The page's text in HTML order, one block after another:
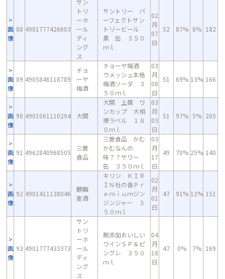
画
像
88 4901777426603
サン
トリ
ーホ
ール
ディ
ング
ス
サントリー パ
ーフェクトサン
トリービール
黒 缶 ３５０
ｍｌ
02
月
07
日
52 87% 8% 182
画
像
89 4905846118789
チョ
ーヤ
梅酒
チョーヤ梅酒
ウメッシュ本格
梅酒ソーダ ３
５０ｍｌ
03
月
08
日
51 69% 13% 166
画
像
90 4901061110294 大関
大関 上撰 ワ
ンカップ 大相
撲ラベル １８
０ｍｌ
03
月
03
日
51 97% 5% 205
画
像
91 4962840968505
三菱
食品
三菱食品 かむ
かむなんの
味？？サワー
缶 ３５０ｍｌ
03
月
17
日
49 70% 25% 140
画
像
92 4901411138046
麒麟
麦酒
キリン ＫＩＲ
ＩＮ杜の香Ｐｒ
ｅｍｉｕｍジン
ジンジャー ３
５０ｍｌ
02
月
01
日
47 91% 12% 151
画
像
93 4901777433373
サン
トリ
ーホ
ール
ディ
ング
ス
無添加おいしい
ワインＳＰ＆ピ
ングレ ３５０
ｍｌ
04
月
18
日
47 0% 7% 169